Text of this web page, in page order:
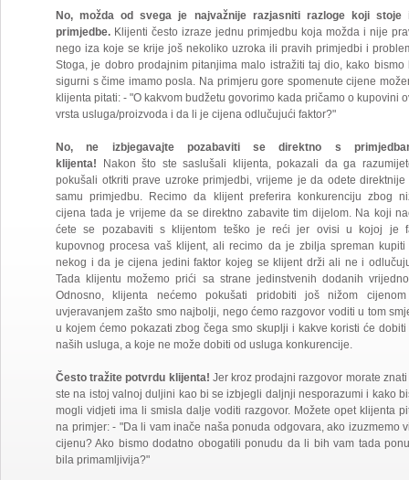
No, možda od svega je najvažnije razjasniti razloge koji stoje
primjedbe. Klijenti često izraze jednu primjedbu koja možda i nije
nego iza koje se krije još nekoliko uzroka ili pravih primjedbi i
Stoga, je dobro prodajnim pitanjima malo istražiti taj dio, kako bismo
sigurni s čime imamo posla. Na primjeru gore spomenute cijene
klijenta pitati: - "O kakvom budžetu govorimo kada pričamo o kupovini
vrsta usluga/proizvoda i da li je cijena odlučujući faktor?"
No, ne izbjegavajte pozabaviti se direktno s
klijenta! Nakon što ste saslušali klijenta, pokazali da ga
pokušali otkriti prave uzroke primjedbi, vrijeme je da odete direktnije
samu primjedbu. Recimo da klijent preferira konkurenciju zbog
cijena tada je vrijeme da se direktno zabavite tim dijelom. Na koji
ćete se pozabaviti s klijentom teško je reći jer ovisi u kojoj je
kupovnog procesa vaš klijent, ali recimo da je zbilja spreman kupiti
nekog i da je cijena jedini faktor kojeg se klijent drži ali ne i
Tada klijentu možemo prići sa strane jedinstvenih dodanih
Odnosno, klijenta nećemo pokušati pridobiti još nižom
uvjeravanjem zašto smo najbolji, nego ćemo razgovor voditi u tom
u kojem ćemo pokazati zbog čega smo skuplji i kakve koristi će dobiti
naših usluga, a koje ne može dobiti od usluga konkurencije.
Često tražite potvrdu klijenta! Jer kroz prodajni razgovor morate
ste na istoj valnoj duljini kao bi se izbjegli daljnji nesporazumi i kako
mogli vidjeti ima li smisla dalje voditi razgovor. Možete opet klijenta
na primjer: - "Da li vam inače naša ponuda odgovara, ako izuzmemo
cijenu? Ako bismo dodatno obogatili ponudu da li bih vam tada
bila primamljivija?"